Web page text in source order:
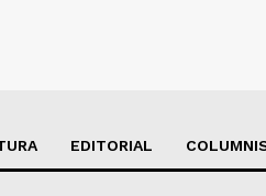
EDITORIAL